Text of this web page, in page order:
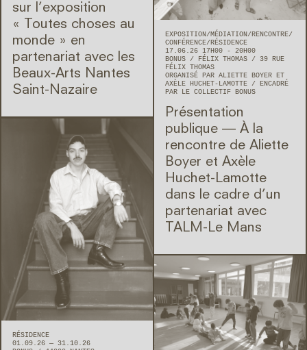
sur l’exposition
« Toutes choses au
monde » en
partenariat avec les
Beaux-Arts Nantes
Saint-Nazaire
EXPOSITION MÉDIATION
RENCONTRE/
CONFÉRENCE
RÉSIDENCE
17.06.26 17H00 - 20H00
BONUS
FÉLIX THOMAS
39 RUE
FÉLIX THOMAS
ORGANISÉ PAR ALIETTE BOYER ET
AXÈLE HUCHET-LAMOTTE
ENCADRÉ
PAR LE COLLECTIF BONUS
Présentation
publique — À la
rencontre de Aliette
Boyer et Axèle
Huchet-Lamotte
dans le cadre d’un
partenariat avec
TALM-Le Mans
RÉSIDENCE
01.09.26 — 31.10.26